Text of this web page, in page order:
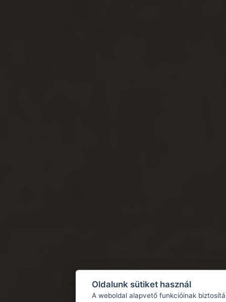
Oldalunk sütiket használ
A weboldal alapvető funkcióinak